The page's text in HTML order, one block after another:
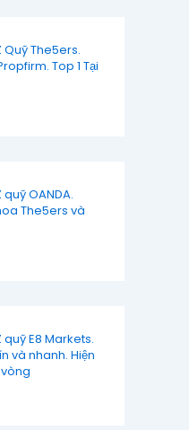
The5ers.
Top 1 Tại
OANDA.
The5ers và
E8 Markets.
và nhanh. Hiện